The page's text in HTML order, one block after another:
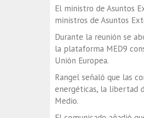
El ministro de Asuntos
ministros de Asuntos
Durante la reunión se
la plataforma MED9
Unión Europea.
Rangel señaló que las
energéticas, la libertad
Medio.